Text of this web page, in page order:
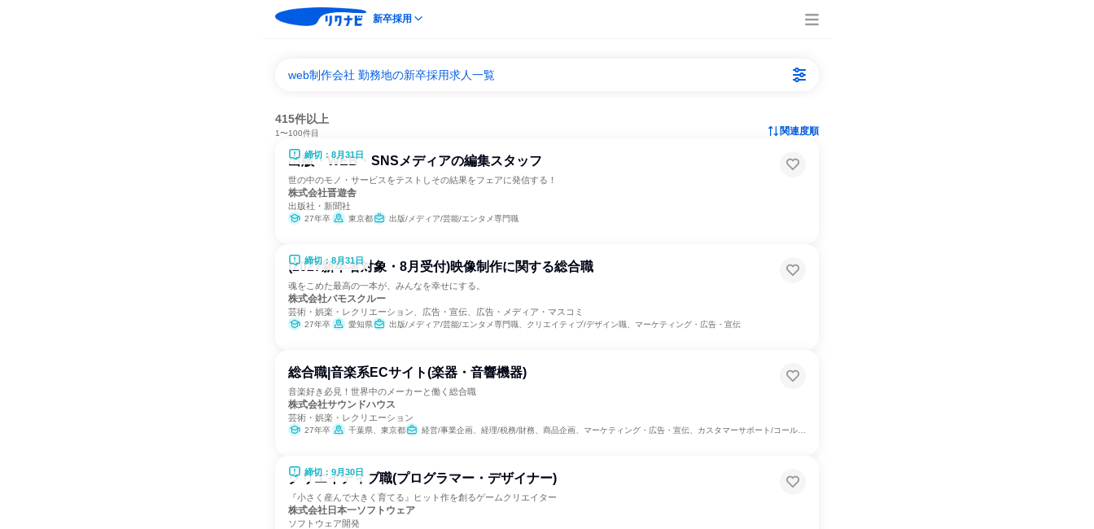
新卒採用
web制作会社 勤務地の新卒採用求人一覧
415件以上
1〜100件目 関連度順
締切：8月31日
出版・WEB・SNSメディアの編集スタッフ
世の中のモノ・サービスをテストしその結果をフェアに発信する！
株式会社晋遊舎
出版社・新聞社
27年卒 東京都 出版/メディア/芸能/エンタメ専門職
締切：8月31日
(2027新卒者対象・8月受付)映像制作に関する総合職
魂をこめた最高の一本が、みんなを幸せにする。
株式会社バモスクルー
芸術・娯楽・レクリエーション、広告・宣伝、広告・メディア・マスコミ
27年卒 愛知県 出版/メディア/芸能/エンタメ専門職、クリエイティブ/デザイン職、マーケティング・広告・宣伝
総合職|音楽系ECサイト(楽器・音響機器)
音楽好き必見！世界中のメーカーと働く総合職
株式会社サウンドハウス
芸術・娯楽・レクリエーション
27年卒 千葉県、東京都 経営/事業企画、経理/税務/財務、商品企画、マーケティング・広告・宣伝、カスタマーサポート/コールセンター、IT
締切：9月30日
クリエイティブ職(プログラマー・デザイナー)
『小さく産んで大きく育てる』ヒット作を創るゲームクリエイター
株式会社日本一ソフトウェア
ソフトウェア開発